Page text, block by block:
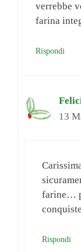
verrebbe
farina
Rispondi
13
farine…
Rispondi